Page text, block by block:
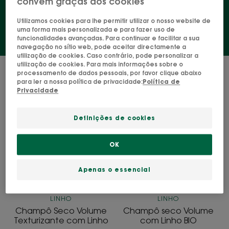
3 resultados "Champôs"
Volume
Texturizante
Linho
LINHO
Champô Seco Volume
Texturizante com Linho
com
BIO
LINHO
Champô seco Volume
com Linho BIO
Utilizamos cookies para lhe permitir utilizar o nosso website de
uma forma mais personalizada e para fazer uso de
funcionalidades avançadas. Para continuar e facilitar a sua
navegação no sítio web, pode aceitar directamente a
utilização de cookies. Caso contrário, pode personalizar a
utilização de cookies. Para mais informações sobre o
processamento de dados pessoais, por favor clique abaixo
para ler a nossa política de privacidade:Política de
Privacidade
Definições de cookies
Apenas o essencial
OK